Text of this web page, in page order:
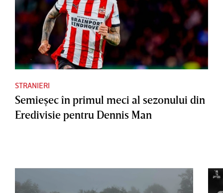
STRANIERI
Semieşec în primul meci al sezonului din
Eredivisie pentru Dennis Man